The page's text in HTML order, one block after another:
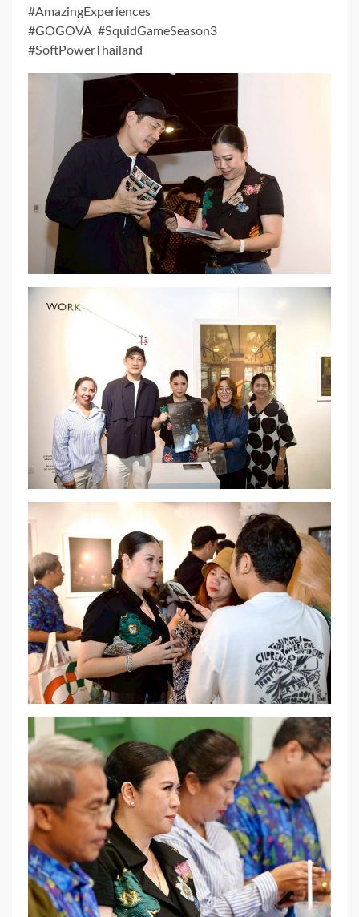
#AmazingExperiences
#GOGOVA #SquidGameSeason3
#SoftPowerThailand